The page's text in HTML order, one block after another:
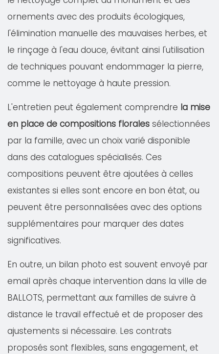
ornements avec des produits écologiques,
l'élimination manuelle des mauvaises herbes, et
le rinçage à l'eau douce, évitant ainsi l'utilisation
de techniques pouvant endommager la pierre,
comme le nettoyage à haute pression.
L'entretien peut également comprendre la mise
en place de compositions florales sélectionnées
par la famille, avec un choix varié disponible
dans des catalogues spécialisés. Ces
compositions peuvent être ajoutées à celles
existantes si elles sont encore en bon état, ou
peuvent être personnalisées avec des options
supplémentaires pour marquer des dates
significatives.
En outre, un bilan photo est souvent envoyé par
email après chaque intervention dans la ville de
BALLOTS, permettant aux familles de suivre à
distance le travail effectué et de proposer des
ajustements si nécessaire. Les contrats
proposés sont flexibles, sans engagement, et